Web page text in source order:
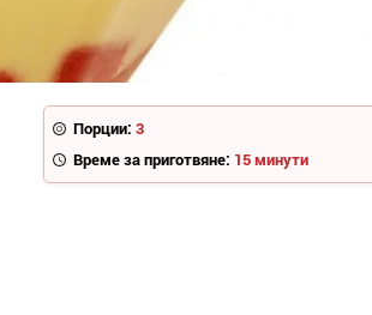
Порции: 3
Време за приготвяне: 15 минути